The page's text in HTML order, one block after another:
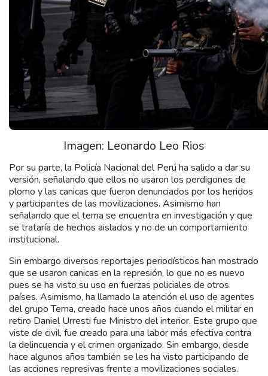
Imagen: Leonardo Leo Rios
Por su parte, la Policía Nacional del Perú ha salido a dar su
versión, señalando que ellos no usaron los perdigones de
plomo y las canicas que fueron denunciados por los heridos
y participantes de las movilizaciones. Asimismo han
señalando que el tema se encuentra en investigación y que
se trataría de hechos aislados y no de un comportamiento
institucional.
Sin embargo diversos reportajes periodísticos han mostrado
que se usaron canicas en la represión, lo que no es nuevo
pues se ha visto su uso en fuerzas policiales de otros
países. Asimismo, ha llamado la atención el uso de agentes
del grupo Terna, creado hace unos años cuando el militar en
retiro Daniel Urresti fue Ministro del interior. Este grupo que
viste de civil, fue creado para una labor más efectiva contra
la delincuencia y el crimen organizado. Sin embargo, desde
hace algunos años también se les ha visto participando de
las acciones represivas frente a movilizaciones sociales.